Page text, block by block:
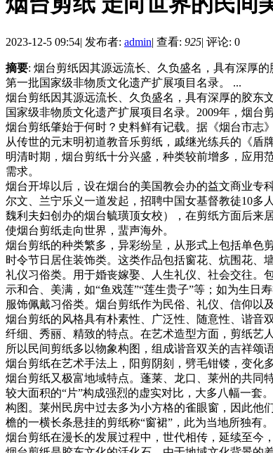
2023-12-5 09:54| 发布者: admin| 查看: 925| 评论: 0
摘要: 烟台剪纸因其源远流长、久负盛名，具有深厚
第一批国家级非物质文化遗产扩展项目名录。 ...
烟台剪纸因其源远流长、久负盛名，具有深厚的胶东
国家级非物质文化遗产扩展项目名录。2009年，烟台
烟台剪纸肇始于何时？史料鲜有记载。据《烟台市志
从传世的元末明初道教音乐剪纸，戚继光练兵的《盾
明清时期，烟台剪纸十分兴盛，种类较前增多，应用
需求。
烟台开埠以后，设在烟台的美国教会办的益文商业专
尔文、兰宁乐义一道发起，招聘中国女基督教徒10
魏利夫妇创办的烟台毓璜顶女校），在剪纸方面后来
使烟台剪纸走向世界，蜚声海外。
烟台剪纸的种类繁多，异彩纷呈，从形式上包括单色
时令节日居住装饰类。这类作品包括窗花、炕围花、
礼仪习俗类。用于婚丧嫁娶、人生礼仪、社会交往。
示和合、美满，如“鱼戏莲”“莲生贵子”等；如为生日
服饰佩戴习俗类。烟台剪纸作为民俗、礼仪、信仰以
烟台剪纸的风格具有朴素性、广泛性、随意性、谐音
纤细、秀丽、精致的特点。在艺术造型方面，剪纸艺
所以民间剪纸多以物象构图，组成谐音双关的吉祥颂
烟台剪纸在艺术手法上，阳剪阴刻，劈毛钳镂，变化
烟台剪纸又极富地域特点。蓬莱、龙口、莱州的共同
较大面积的“片”构成强烈的虚实对比，大多八幅一套
构图。莱州民房中过去多为小方格的雀眼窗，因此他
檐的一横长条悬挂的剪纸称“窗裙”，此为当地所独有。
烟台剪纸在漫长的发展过程中，世代相传，延续至今